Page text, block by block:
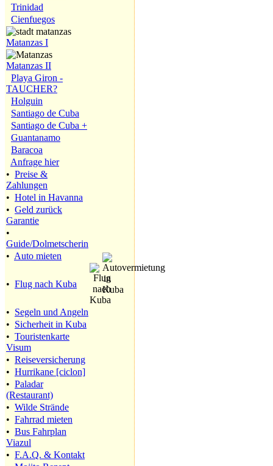
Trinidad
Cienfuegos
Matanzas I
Matanzas II
Playa Giron -
TAUCHER?
Holguin
Santiago de Cuba
Santiago de Cuba +
Guantanamo
Baracoa
Anfrage hier
• Preise &
Zahlungen
• Hotel in Havanna
• Geld zurück
Garantie
•
Guide/Dolmetscherin
• Auto mieten
• Flug nach Kuba
• Segeln und Angeln
• Sicherheit in Kuba
• Touristenkarte
Visum
• Reiseversicherung
• Hurrikane [ciclon]
• Paladar
(Restaurant)
• Wilde Strände
• Fahrrad mieten
• Bus Fahrplan
Viazul
• F.A.Q. & Kontakt